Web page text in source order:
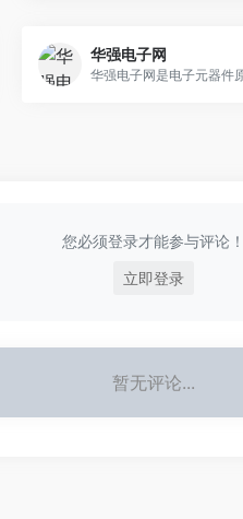
华强电子网
您必须登录才能参与评论！
立即登录
暂无评论...